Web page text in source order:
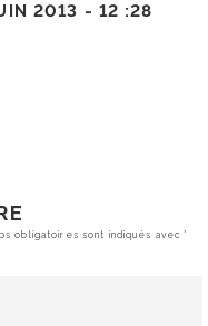
2013 - 12 :28
obligatoires sont indiqués avec*